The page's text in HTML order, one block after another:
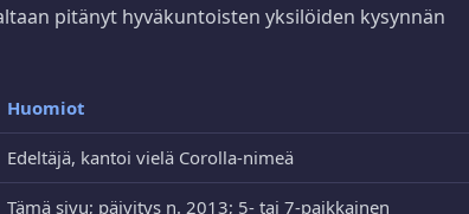
pitänyt hyväkuntoisten yksilöiden kysynnän
Huomiot
Edeltäjä, kantoi vielä Corolla-nimeä
Tämä sivu; päivitys n. 2013; 5- tai 7-paikkainen